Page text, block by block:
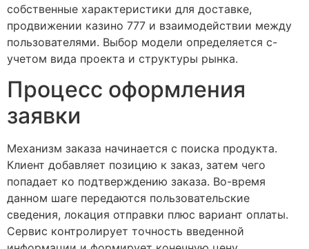
собственные характеристики для доставке,
продвижении казино 777 и взаимодействии между
пользователями. Выбор модели определяется с-
учетом вида проекта и структуры рынка.
Процесс оформления
заявки
Механизм заказа начинается с поиска продукта.
Клиент добавляет позицию к заказ, затем чего
попадает ко подтверждению заказа. Во-время
данном шаге передаются пользовательские
сведения, локация отправки плюс вариант оплаты.
Сервис контролирует точность введенной